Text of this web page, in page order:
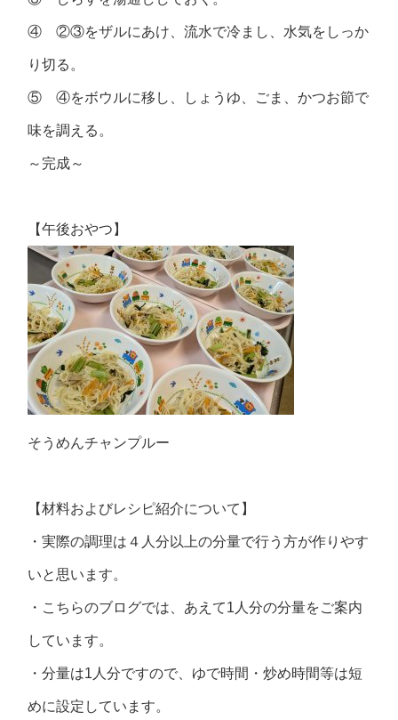
④ ②③をザルにあけ、流水で冷まし、水気をしっか
り切る。
⑤ ④をボウルに移し、しょうゆ、ごま、かつお節で
味を調える。
～完成～
【午後おやつ】
そうめんチャンプルー
【材料およびレシピ紹介について】
・実際の調理は４人分以上の分量で行う方が作りやす
いと思います。
・こちらのブログでは、あえて1人分の分量をご案内
しています。
・分量は1人分ですので、ゆで時間・炒め時間等は短
めに設定しています。